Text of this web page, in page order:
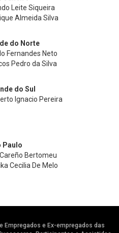
Leite Siqueira
Almeida Silva
do Norte
Fernandes Neto
Pedro da Silva
do Sul
Ignacio Pereira
Paulo
Bertomeu
Cecilia De Melo
Empregados e Ex-empregados das